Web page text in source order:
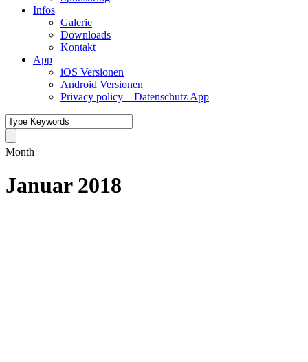
Infos
Galerie
Downloads
Kontakt
App
iOS Versionen
Android Versionen
Privacy policy – Datenschutz App
Month
Januar 2018